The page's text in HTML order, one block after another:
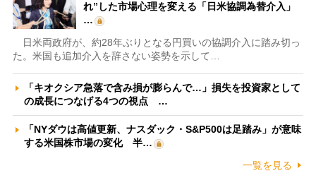
れ”した市場心理を変える「日米協調為替介入」
…
日米両政府が、約28年ぶりとなる円買いの協調介入に踏み切っ
た。米国も追加介入を辞さない姿勢を示して…
「キオクシア急落で含み損が膨らんで…」損失を投資家として
の成長につなげる4つの視点 …
「NYダウは高値更新、ナスダック・S&P500は足踏み」が意味
する米国株市場の変化 半…
一覧を見る